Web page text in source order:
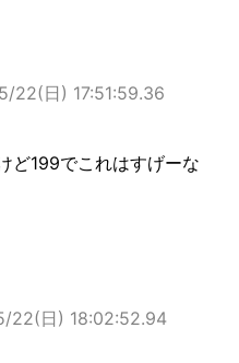
22(日) 17:51:59.36
ど199でこれはすげーな
22(日) 18:02:52.94